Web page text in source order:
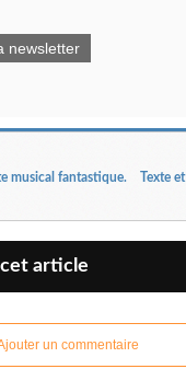
newsletter
article
un commentaire